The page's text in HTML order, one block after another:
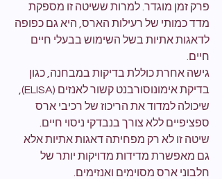
פרק זמן מוגדר. למרות ששיטה זו מספקת
מדד כמותי של רעילות הארס, היא גם כפופה
לדאגות אתיות בשל השימוש בבעלי חיים
חיים.
גישה אחרת כוללת בדיקות במבחנה, כגון
בדיקת אימונוסורבנט קשור לאנזים (ELISA),
שיכולה למדוד את הריכוז של רכיבי ארס
ספציפיים ללא צורך בנבדקי ניסוי חיים.
שיטה זו לא רק מפחיתה דאגות אתיות אלא
גם מאפשרת מדידות מדויקות יותר של
חלבוני ארס מסוימים ואנזימים.